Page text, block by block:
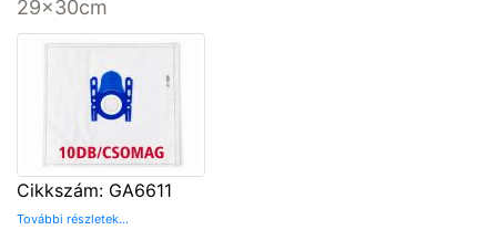
29x30cm
Cikkszám: GA6611
További részletek...